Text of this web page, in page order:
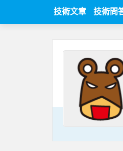
技術文章 技術問